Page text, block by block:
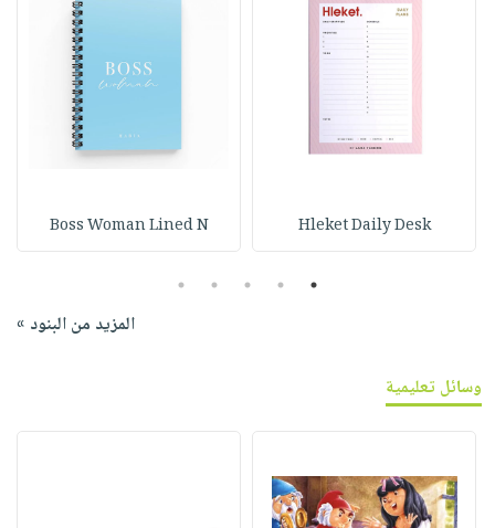
Hleket Daily Desk
Boss Woman Lined N
1
2
3
4
5
المزيد من البنود »
وسائل تعليمية